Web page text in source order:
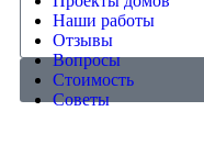
Наши работы
Отзывы
Вопросы
Стоимость
Советы